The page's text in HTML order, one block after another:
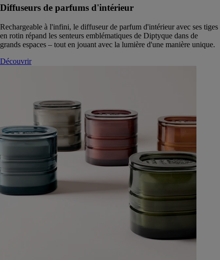
Diffuseurs de parfums d'intérieur
Rechargeable à l'infini, le diffuseur de parfum d'intérieur avec ses tiges
en rotin répand les senteurs emblématiques de Diptyque dans de
grands espaces – tout en jouant avec la lumière d'une manière unique.
Découvrir